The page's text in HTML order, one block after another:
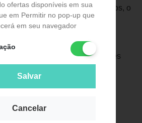
ofertas disponíveis em sua
em Permitir no pop-up que
em seu navegador
Salvar
Cancelar
e hidratar cabelos danificados, o
Reto é a escolha ideal.
completo que combina
com o poder de ingredientes